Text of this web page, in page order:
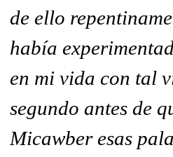
de ello
había
en mi vida con tal
segundo antes de
Micawber esas